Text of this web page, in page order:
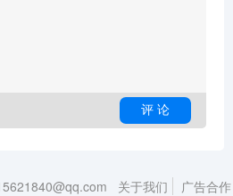
关于我们 广告合作